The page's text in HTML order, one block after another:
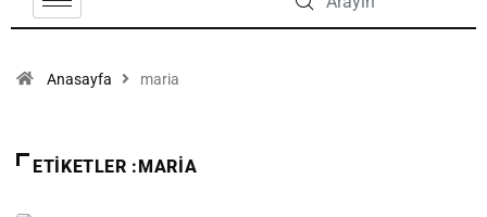
Anasayfa maria
ETIKETLER :MARIA